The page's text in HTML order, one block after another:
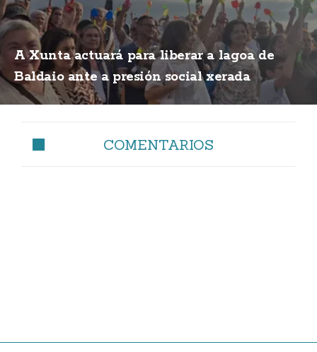
A Xunta actuará para liberar a lagoa de
Baldaio ante a presión social xerada
COMENTARIOS